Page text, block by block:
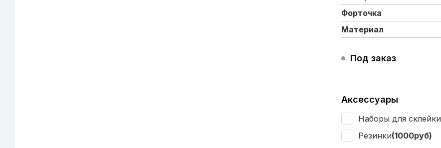
Форточка
Материал
Под заказ
Аксессуары
Наборы для склейки
Резинки(1000руб)